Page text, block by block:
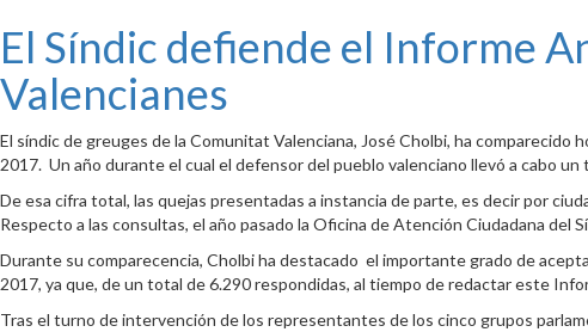
El Síndic defiende el Informe
Valencianes
El síndic de greuges de la Comunitat Valenciana, José Cholbi, ha
2017. Un año durante el cual el defensor del pueblo valenciano llevó a cabo
De esa cifra total, las quejas presentadas a instancia de parte, es decir por
Respecto a las consultas, el año pasado la Oficina de Atención Ciudadana del
Durante su comparecencia, Cholbi ha destacado el importante grado de
2017, ya que, de un total de 6.290 respondidas, al tiempo de redactar este
Tras el turno de intervención de los representantes de los cinco grupos